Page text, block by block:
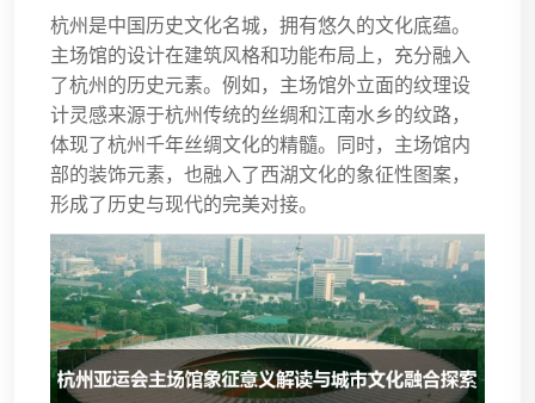
杭州是中国历史文化名城，拥有悠久的文化底蕴。
主场馆的设计在建筑风格和功能布局上，充分融入
了杭州的历史元素。例如，主场馆外立面的纹理设
计灵感来源于杭州传统的丝绸和江南水乡的纹路，
体现了杭州千年丝绸文化的精髓。同时，主场馆内
部的装饰元素，也融入了西湖文化的象征性图案，
形成了历史与现代的完美对接。